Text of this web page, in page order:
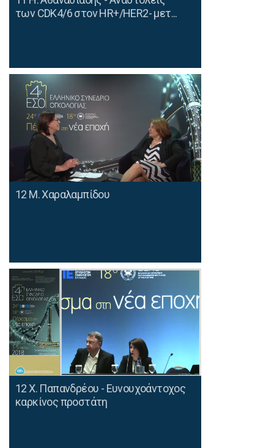
των CDK4/6 στον ΗR+/HER2- μετ...
12 Μ. Χαραλαμπίδου
12 Χ. Παπανδρέου - Ευνουχοάντοχος
καρκίνος προστάτη